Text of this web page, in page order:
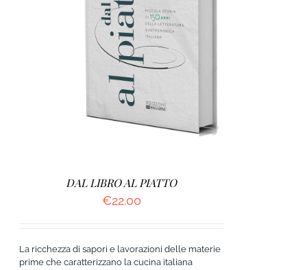
AGGIUNGI AL CARRELLO
DAL LIBRO AL PIATTO
€22.00
La ricchezza di sapori e lavorazioni delle materie
prime che caratterizzano la cucina italiana